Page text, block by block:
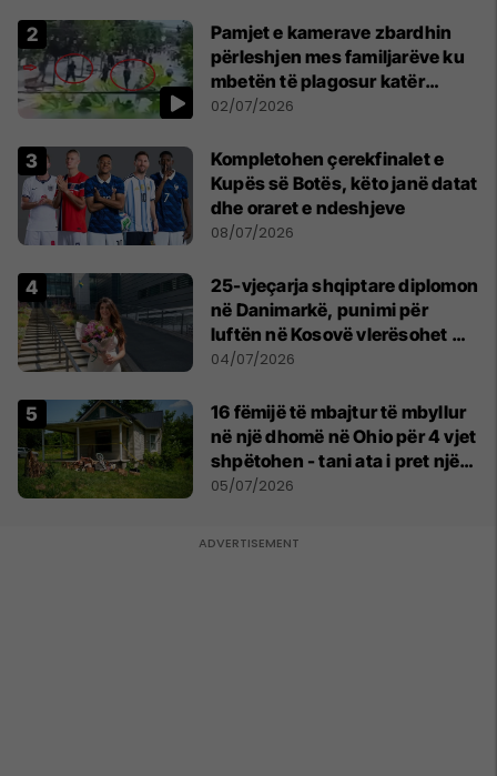
Pamjet e kamerave zbardhin
përleshjen mes familjarëve ku
mbetën të plagosur katër
persona
02/07/2026
Kompletohen çerekfinalet e
Kupës së Botës, këto janë datat
dhe oraret e ndeshjeve
08/07/2026
25-vjeçarja shqiptare diplomon
në Danimarkë, punimi për
luftën në Kosovë vlerësohet me
notën më të lartë
04/07/2026
16 fëmijë të mbajtur të mbyllur
në një dhomë në Ohio për 4 vjet
shpëtohen - tani ata i pret një
sfidë e madhe
05/07/2026